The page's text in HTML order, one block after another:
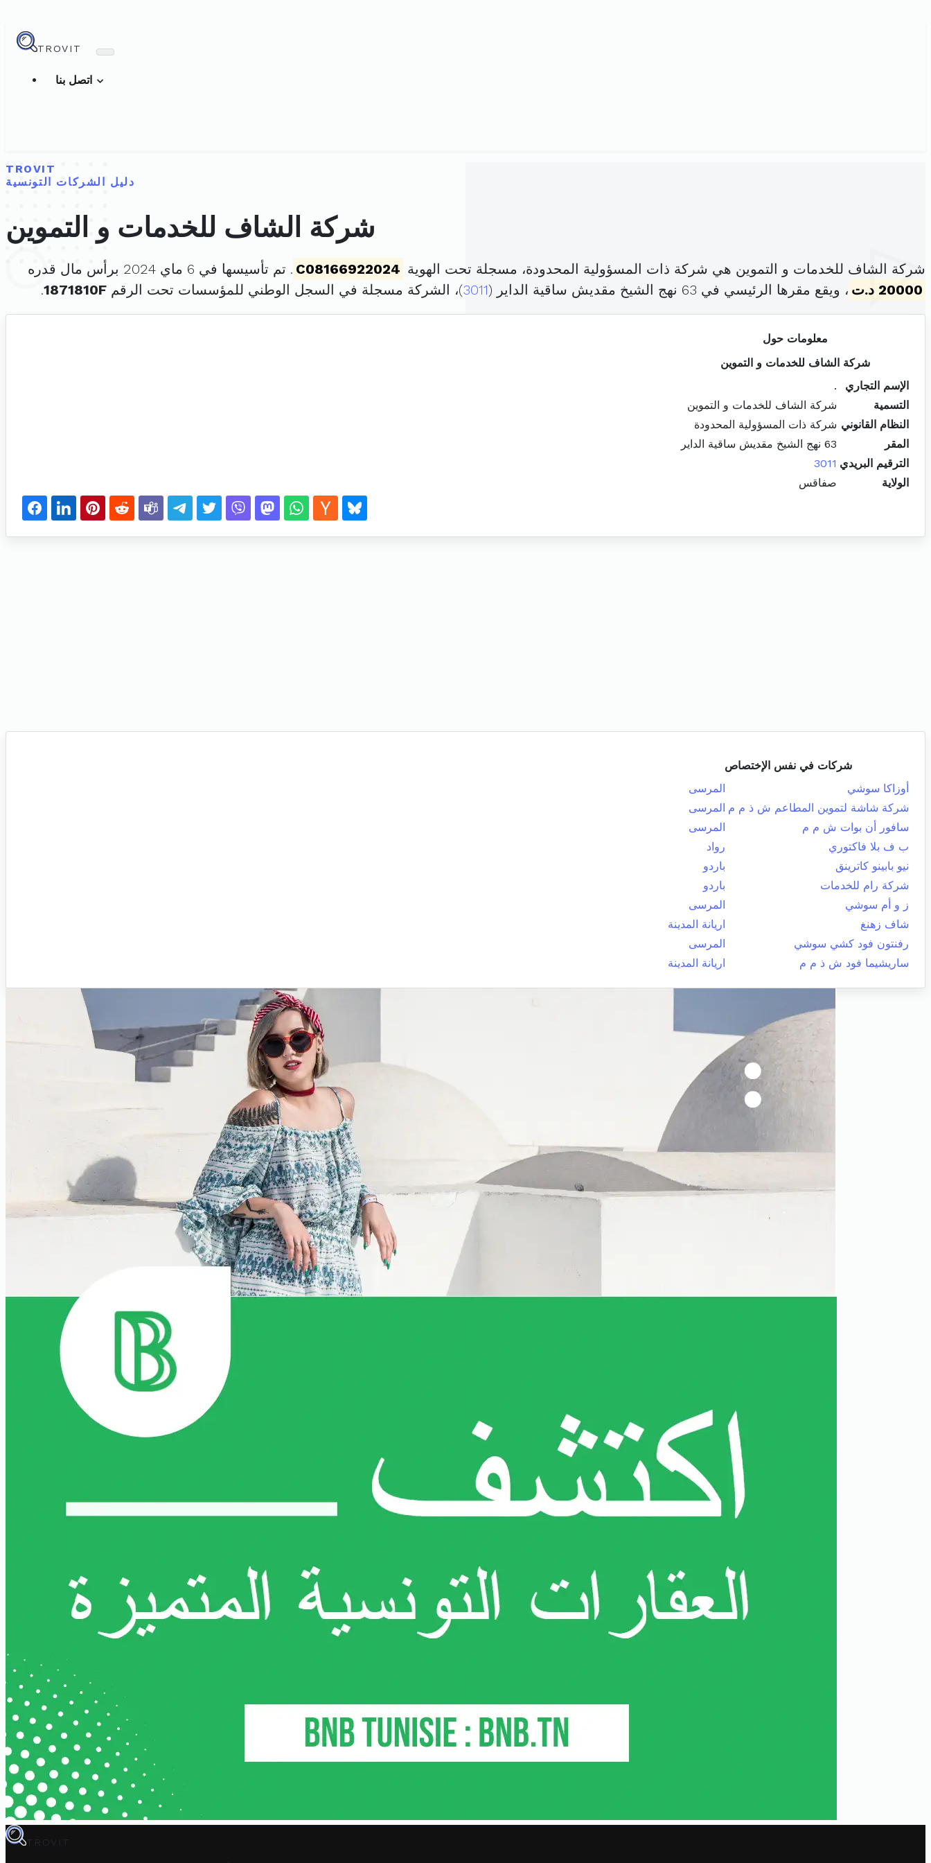
TROVIT
TROVIT
دليل الشركات التونسية
شركة الشاف للخدمات و التموين
شركة الشاف للخدمات و التموين هي شركة ذات المسؤولية المحدودة، مسجلة تحت الهوية C08166922024 . تم تأسيسها في 6 ماي 2024 برأس مال قدره
20000 د.ت
، ويقع مقرها الرئيسي في 63 نهج الشيخ مقديش ساقية الداير ( 3011)، الشركة مسجلة في السجل الوطني للمؤسسات تحت الرقم 1871810F
.
معلومات حول
شركة الشاف للخدمات و التموين
الإسم التجاري
.
التسمية
شركة الشاف للخدمات و التموين
النظام القانوني شركة ذات المسؤولية المحدودة
المقر
63 نهج الشيخ مقديش ساقية الداير
الترقيم البريدي 3011
الولاية
صفاقس
شركات في نفس الإختصاص
أوزاكا سوشي
المرسى
شركة شاشة لتموين المطاعم ش ذ م م المرسى
سافور أن بوات ش م م
المرسى
ب ف بلا فاكتوري
رواد
نيو بابينو كاترينق
باردو
شركة رام للخدمات
باردو
ز و أم سوشي
المرسى
شاف زهنغ
اريانة المدينة
رفنتون فود كشي سوشي
المرسى
ساريشيما فود ش ذ م م
اريانة المدينة
TROVIT